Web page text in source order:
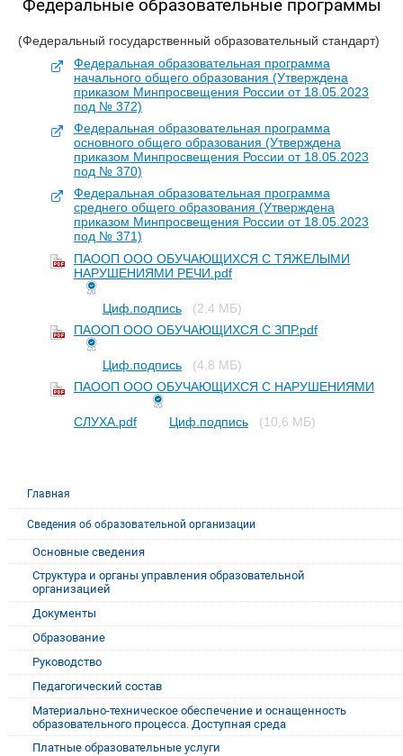
Федеральные образовательные программы
(Федеральный государственный образовательный стандарт)
Федеральная образовательная программа
начального общего образования (Утверждена
приказом Минпросвещения России от 18.05.2023
под № 372)
Федеральная образовательная программа
основного общего образования (Утверждена
приказом Минпросвещения России от 18.05.2023
под № 370)
Федеральная образовательная программа
среднего общего образования (Утверждена
приказом Минпросвещения России от 18.05.2023
под № 371)
ПАООП ООО ОБУЧАЮЩИХСЯ С ТЯЖЕЛЫМИ
НАРУШЕНИЯМИ РЕЧИ.pdf
Циф.подпись
(2,4 МБ)
ПАООП ООО ОБУЧАЮЩИХСЯ С ЗПР.pdf
Циф.подпись
(4,8 МБ)
ПАООП ООО ОБУЧАЮЩИХСЯ С НАРУШЕНИЯМИ
СЛУХА.pdf Циф.подпись (10,6 МБ)
Главная
Сведения об образовательной организации
Основные сведения
Структура и органы управления образовательной
организацией
Документы
Образование
Руководство
Педагогический состав
Материально-техническое обеспечение и оснащенность
образовательного процесса. Доступная среда
Платные образовательные услуги